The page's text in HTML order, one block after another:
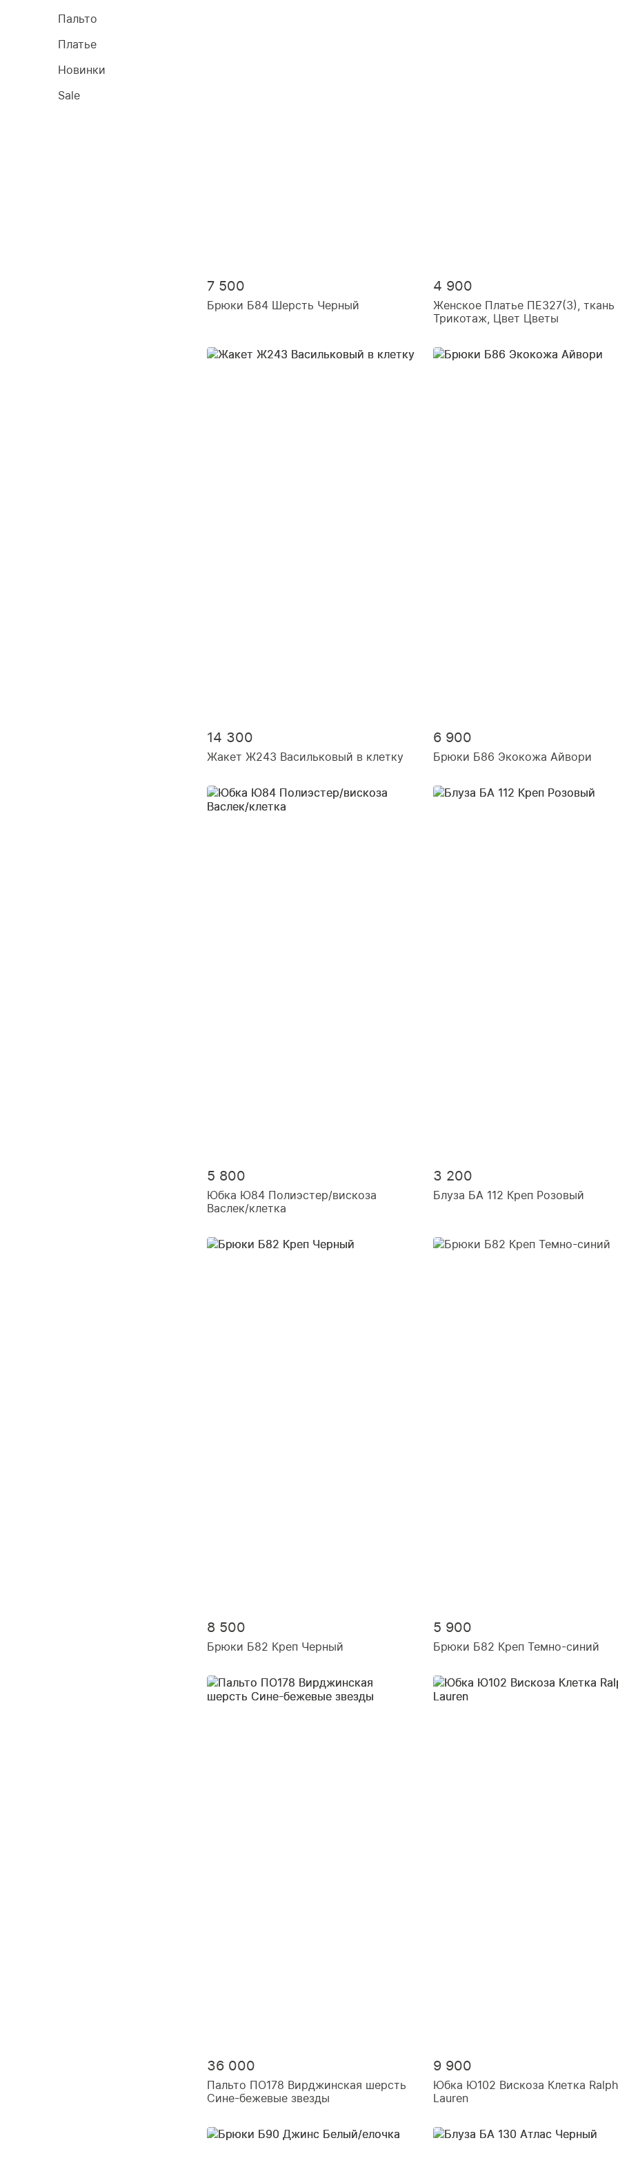
Пальто
Платье
Новинки
Sale
7 500
Брюки Б84 Шерсть Черный
4 900
Женское Платье ПЕ327(3), ткань
Трикотаж, Цвет Цветы
14 300
Жакет Ж243 Васильковый в клетку
6 900
Брюки Б86 Экокожа Айвори
5 800
Юбка Ю84 Полиэстер/вискоза
Васлек/клетка
3 200
Блуза БА 112 Креп Розовый
8 500
Брюки Б82 Креп Черный
5 900
Брюки Б82 Креп Темно-синий
36 000
Пальто ПО178 Вирджинская шерсть
Сине-бежевые звезды
9 900
Юбка Ю102 Вискоза Клетка Ralph
Lauren